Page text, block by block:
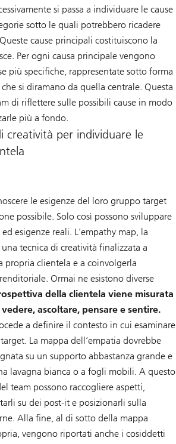
si passa a individuare le cause
sotto le quali potrebbero ricadere
cause principali costituiscono la
Per ogni causa principale vengono
più specifiche, rappresentate sotto forma
si diramano da quella centrale. Questa
di riflettere sulle possibili cause in modo
più a fondo.
creatività per individuare le
le esigenze del loro gruppo target
possibile. Solo così possono sviluppare
esigenze reali. L’empathy map, la
tecnica di creatività finalizzata a
propria clientela e a coinvolgerla
Ormai ne esistono diverse
della clientela viene misurata
ascoltare, pensare e sentire.
a definire il contesto in cui esaminare
La mappa dell’empatia dovrebbe
su un supporto abbastanza grande e
lavagna bianca o a fogli mobili. A questo
team possono raccogliere aspetti,
su dei post-it e posizionarli sulla
Alla fine, al di sotto della mappa
vengono riportati anche i cosiddetti